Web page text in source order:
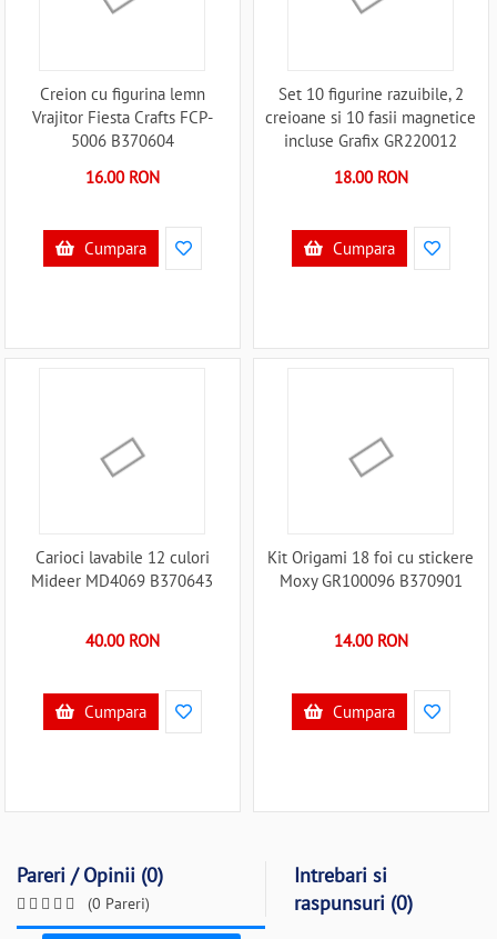
Creion cu figurina lemn
Vrajitor Fiesta Crafts FCP-
5006 B370604
16.00 RON
Cumpara
Set 10 figurine razuibile, 2
creioane si 10 fasii magnetice
incluse Grafix GR220012
18.00 RON
Cumpara
Carioci lavabile 12 culori
Mideer MD4069 B370643
40.00 RON
Cumpara
Kit Origami 18 foi cu stickere
Moxy GR100096 B370901
14.00 RON
Cumpara
Pareri / Opinii (0)
(0 Pareri)
Intrebari si
raspunsuri (0)